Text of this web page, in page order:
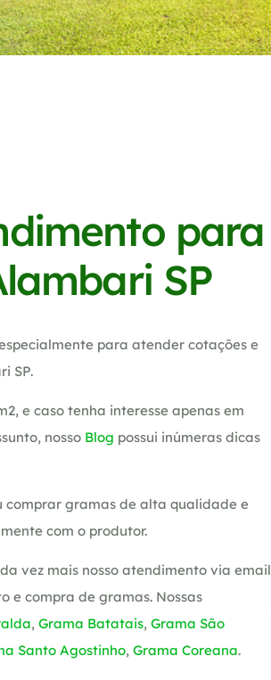
para
SP
para atender cotações e
SP.
e caso tenha interesse apenas em
nosso Blog possui inúmeras dicas
gramas de alta qualidade e
com o produtor.
vez mais nosso atendimento via
e compra de gramas. Nossas
, Grama Batatais, Grama São
Santo Agostinho, Grama Coreana.